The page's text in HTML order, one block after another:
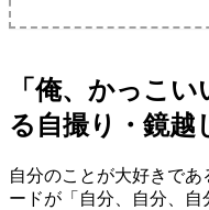
「俺、かっこ
る自撮り・鏡越
自分のことが大好きで
ードが「自分、自分、自